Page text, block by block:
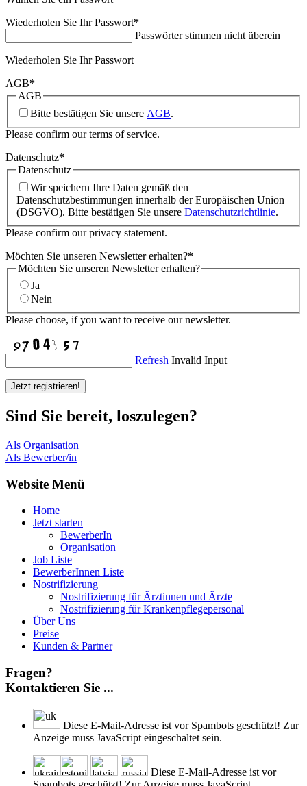
Wiederholen Sie Ihr Passwort*
Passwörter stimmen nicht überein
Wiederholen Sie Ihr Passwort
AGB*
AGB
Bitte bestätigen Sie unsere AGB.
Please confirm our terms of service.
Datenschutz*
Datenschutz
Wir speichern Ihre Daten gemäß den
Datenschutzbestimmungen innerhalb der Europäischen Union
(DSGVO). Bitte bestätigen Sie unsere Datenschutzrichtlinie.
Please confirm our privacy statement.
Möchten Sie unseren Newsletter erhalten?*
Möchten Sie unseren Newsletter erhalten?
Ja
Nein
Please choose, if you want to receive our newsletter.
Refresh Invalid Input
Jetzt registrieren!
Sind Sie bereit, loszulegen?
Als Organisation
Als Bewerber/in
Website Menü
Home
Jetzt starten
BewerberIn
Organisation
Job Liste
BewerberInnen Liste
Nostrifizierung
Nostrifizierung für Ärztinnen und Ärzte
Nostrifizierung für Krankenpflegepersonal
Über Uns
Preise
Kunden & Partner
Fragen?
Kontaktieren Sie ...
Diese E-Mail-Adresse ist vor Spambots geschützt! Zur
Anzeige muss JavaScript eingeschaltet sein.
Diese E-Mail-Adresse ist vor